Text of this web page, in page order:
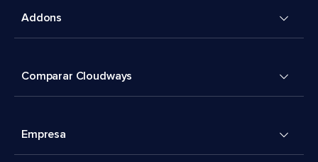
Addons
Comparar Cloudways
Empresa